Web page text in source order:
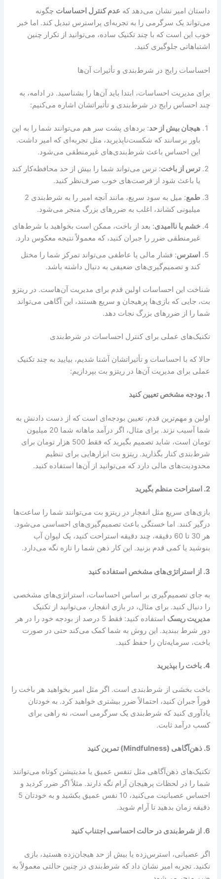
داستان امیر نشان می‌دهد که عدم کنترل احساسات چگونه
می‌تواند یک سرگرمی را به تجربه‌ای پراسترس تبدیل کند. اما خبر
خوب این است که با چند تکنیک ساده، می‌توانید از تکرار چنین
اشتباهاتی جلوگیری کنید.
احساسات رایج در شرط‌بندی و تأثیرات آن‌ها
برای مدیریت احساسات، ابتدا باید آن‌ها را بشناسید. در ادامه، به
چند احساس رایج در شرط‌بندی و تأثیراتشان اشاره می‌کنیم:
هیجان بیش از حد: بردهای پشت سر هم می‌توانند شما را به این
باور برسانند که شکست‌ناپذیرید، مثل تجربه‌ای که امیر داشت.
این احساس باعث شرط‌بندی‌های غیرمنطقی می‌شود.
ترس از باخت: ترس می‌تواند شما را بیش از حد محافظه‌کار کند
یا باعث شود از فرصت‌های خوب صرف‌نظر کنید.
طمع
: میل به سود سریع، مانند آنچه امیر را به شرط‌بندی 2
میلیونی کشاند، اغلب به ضررهای بزرگ منجر می‌شود.
خشم یا ناامیدی: بعد از باخت، ممکن است بخواهید با شرط‌های
غیرمنطقی ضرر را جبران کنید، که معمولاً نتیجه معکوس دارد.
استرس: فشار مالی یا عاطفی می‌تواند تمرکز شما را مختل
کند و تصمیم‌گیری‌های ضعیفی به دنبال داشته باشد.
شناخت این احساسات اولین قدم برای مدیریت آن‌هاست. در ریتزو
بت، جایی که بازی‌ها پرهیجان و سریع هستند، این آگاهی می‌تواند
شما را از ضررهای بزرگ نجات دهد.
تکنیک‌های عملی برای کنترل احساسات در شرط‌بندی
حالا که با احساسات و تأثیراتشان آشنا شدیم، بیایید به چند تکنیک
عملی برای مدیریت آن‌ها در ریتزو بت بپردازیم:
1. بودجه مشخص تعیین کنید
اولین و مهم‌ترین قدم، تعیین بودجه‌ای است که از دست دادنش به
شما آسیب نزند. برای مثال، اگر درآمد ماهانه شما 20 میلیون
تومان است، شاید تصمیم بگیرید که فقط 500 هزار تومان برای
شرط‌بندی کنار بگذارید. ریتزو بت ابزارهایی برای تنظیم
محدودیت‌های مالی دارد که می‌توانید از آن‌ها استفاده کنید.
2. استراحت منظم بگیرید
بازی‌های سریع مثل انفجار در ریتزو بت می‌توانند شما را ساعت‌ها
درگیر کنند. اما خستگی باعث تصمیم‌گیری‌های احساسی می‌شود.
هر 30 تا 60 دقیقه، چند دقیقه استراحت کنید، یک لیوان آب
بنوشید یا کمی قدم بزنید. این کار ذهن شما را تازه نگه می‌دارد.
3. از استراتژی‌های مشخص استفاده کنید
به جای تصمیم‌گیری بر اساس احساسات، استراتژی‌های مشخصی
را دنبال کنید. برای مثال، در بازی انفجار، می‌توانید از تکنیک
مدیریت ریسک
استفاده کنید: فقط 5 درصد از بودجه خود را در هر
دور شرط ببندید. این روش به شما کمک می‌کند حتی در صورت
باخت، سرمایه‌تان را حفظ کنید.
4. باخت را بپذیرید
باخت بخشی از شرط‌بندی است. اگر مثل امیر بخواهید هر باخت را
فوراً جبران کنید، احتمالاً ضرر بیشتری خواهید کرد. به خودتان
یادآوری کنید که شرط‌بندی یک سرگرمی است، نه راهی برای
کسب درآمد ثابت.
5. ذهن‌آگاهی (Mindfulness) تمرین کنید
تکنیک‌های ذهن‌آگاهی مثل تنفس عمیق یا مدیتیشن کوتاه می‌توانند
شما را در لحظات پرهیجان آرام نگه دارند. مثلاً اگر ضرر کردید و
احساس عصبانیت می‌کنید، 10 نفس عمیق بکشید و به خودتان 5
دقیقه زمان بدهید تا آرام شوید.
6. از شرط‌بندی در حالت احساسی اجتناب کنید
اگر عصبانی، استرس‌زده یا بیش از حد هیجان‌زده هستید، بازی
نکنید. تجربه امیر نشان داد که شرط‌بندی در چنین حالتی معمولاً به